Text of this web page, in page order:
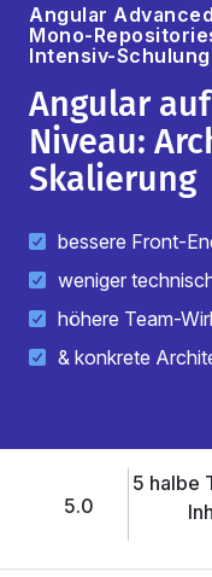
Angular
Mono-
Intensiv-Schulung
Angular
Niveau:
Skalierung
bessere Front-
weniger
höhere Team-
& konkrete
5.0
5 halbe